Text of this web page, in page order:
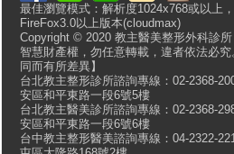
最佳瀏覽模式：解析度1024x768或以上
FireFox3.0以上版本(cloudmax)
Copyright © 2020 教主醫美整形外科診
智慧財產權，勿任意轉載，違者依法必
同而有所差異】
台北教主整形診所諮詢專線：02-2368-
安區和平東路一段6號5樓
台北教主醫美診所諮詢專線：02-2368-
安區和平東路一段6號6樓
台中教主整形醫美諮詢專線：04-2322-